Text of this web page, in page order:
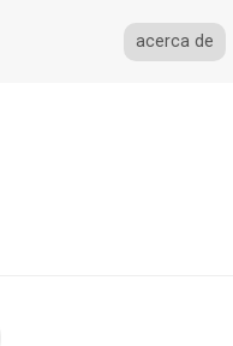
acerca de